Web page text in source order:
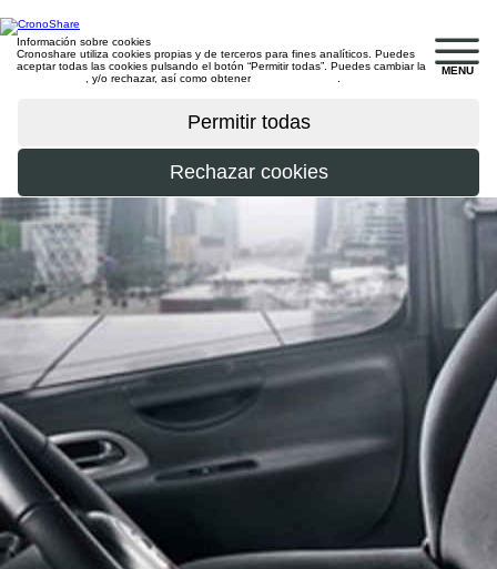
MENU
Información sobre cookies
Cronoshare utiliza cookies propias y de terceros para fines analíticos. Puedes
aceptar todas las cookies pulsando el botón “Permitir todas”. Puedes cambiar la
, y/o rechazar, así como obtener